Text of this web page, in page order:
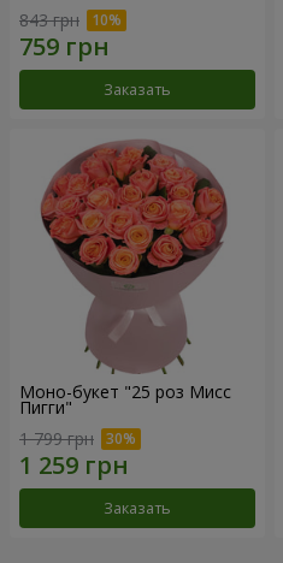
843 грн
Заказать
Моно-букет "25 роз Мисс
Пигги"
1 799 грн
Заказать